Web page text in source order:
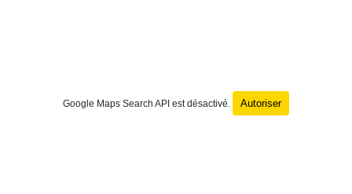
Google Maps Search API est désactivé. Autoriser